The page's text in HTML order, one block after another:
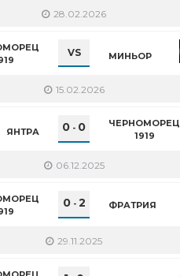
28.02.2026
VS МИНЬОР
15.02.2026
ЯНТРА 0 - 0
ЧЕРНОМОРЕЦ
1919
06.12.2025
0- 2 ФРАТРИЯ
29.11.2025